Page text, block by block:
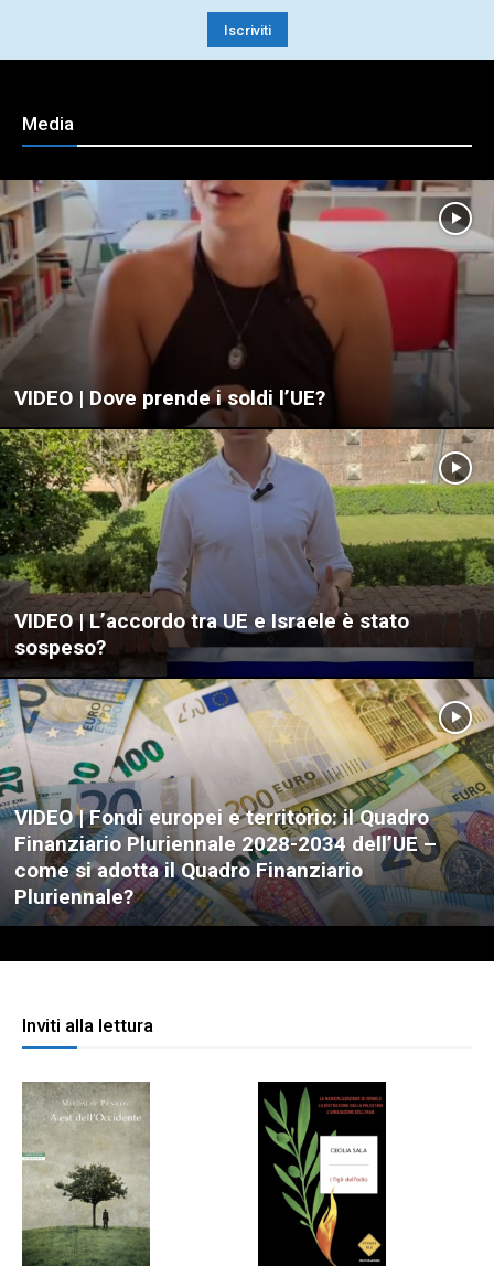
Media
VIDEO | Dove prende i soldi l’UE?
VIDEO | L’accordo tra UE e Israele è stato
sospeso?
VIDEO | Fondi europei e territorio: il Quadro
Finanziario Pluriennale 2028-2034 dell’UE –
come si adotta il Quadro Finanziario
Pluriennale?
Inviti alla lettura